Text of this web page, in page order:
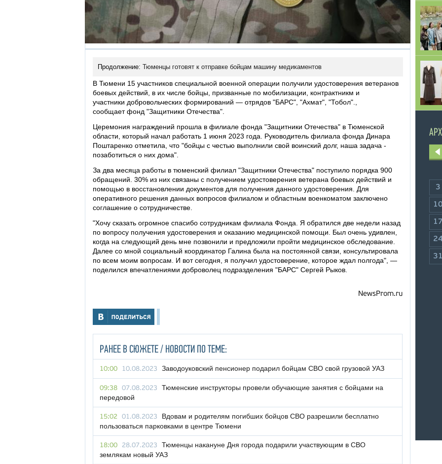
Продолжение: Тюменцы готовят к отправке бойцам машину медикаментов
В Тюмени 15 участников специальной военной операции получили удостоверения ветеранов
боевых действий, в их числе бойцы, призванные по мобилизации, контрактникм и
участники добровольческих формирований — отрядов "БАРС", "Ахмат", "Тобол".,
сообщает фонд "Защитники Отечества".
Церемония награждений прошла в филиале фонда "Защитники Отечества" в Тюменской
области, который начал работать 1 июня 2023 года. Руководитель филиала фонда Динара
Поштаренко отметила, что "бойцы с честью выполнили свой воинский долг, наша задача -
позаботиться о них дома".
За два месяца работы в тюменский филиал "Защитники Отечества" поступило порядка 900
обращений. 30% из них связаны с получением удостоверения ветерана боевых действий и
помощью в восстановлении документов для получения данного удостоверения. Для
оперативного решения данных вопросов филиалом и областным военкоматом заключено
соглашение о сотрудничестве.
"Хочу сказать огромное спасибо сотрудникам филиала Фонда. Я обратился две недели назад
по вопросу получения удостоверения и оказанию медицинской помощи. Был очень удивлен,
когда на следующий день мне позвонили и предложили пройти медицинское обследование.
Далее со мной социальный координатор Галина была на постоянной связи, консультировала
по всем моим вопросам. И вот сегодня, я получил удостоверение, которое ждал полгода", —
поделился впечатлениями доброволец подразделения "БАРС" Сергей Рыков.
NewsProm.ru
РАНЕЕ В СЮЖЕТЕ / НОВОСТИ ПО ТЕМЕ:
10:00 10.08.2023 Заводоуковский пенсионер подарил бойцам СВО свой грузовой УАЗ
09:38 07.08.2023
Тюменские инструкторы провели обучающие занятия с бойцами на
передовой
15:02 01.08.2023
Вдовам и родителям погибших бойцов СВО разрешили бесплатно
пользоваться парковками в центре Тюмени
18:00 28.07.2023
Тюменцы накануне Дня города подарили участвующим в СВО
землякам новый УАЗ
3
17
31